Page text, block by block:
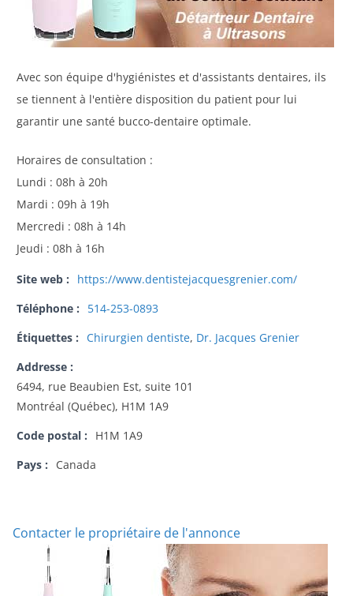
Avec son équipe d'hygiénistes et d'assistants dentaires, ils
se tiennent à l'entière disposition du patient pour lui
garantir une santé bucco-dentaire optimale.
Horaires de consultation :
Lundi : 08h à 20h
Mardi : 09h à 19h
Mercredi : 08h à 14h
Jeudi : 08h à 16h
Site web :
https://www.dentistejacquesgrenier.com/
Téléphone :
514-253-0893
Étiquettes :
Chirurgien dentiste, Dr. Jacques Grenier
Addresse :
6494, rue Beaubien Est, suite 101
Montréal (Québec), H1M 1A9
Code postal :
H1M 1A9
Pays :
Canada
Contacter le propriétaire de l'annonce